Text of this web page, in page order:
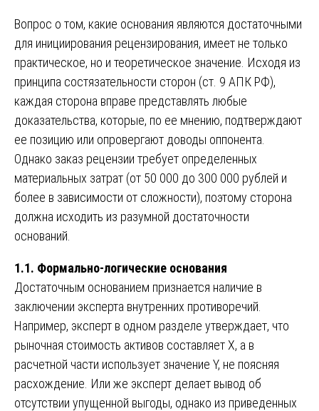
Вопрос о том, какие основания являются достаточными
для инициирования рецензирования, имеет не только
практическое, но и теоретическое значение. Исходя из
принципа состязательности сторон (ст. 9 АПК РФ),
каждая сторона вправе представлять любые
доказательства, которые, по ее мнению, подтверждают
ее позицию или опровергают доводы оппонента.
Однако заказ рецензии требует определенных
материальных затрат (от 50 000 до 300 000 рублей и
более в зависимости от сложности), поэтому сторона
должна исходить из разумной достаточности
оснований.
1.1. Формально-логические основания
Достаточным основанием признается наличие в
заключении эксперта внутренних противоречий.
Например, эксперт в одном разделе утверждает, что
рыночная стоимость активов составляет X, а в
расчетной части использует значение Y, не поясняя
расхождение. Или же эксперт делает вывод об
отсутствии упущенной выгоды, однако из приведенных